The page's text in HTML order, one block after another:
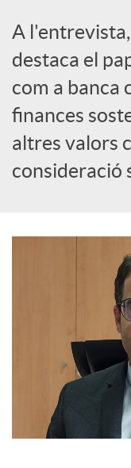
o
c
i
a
l
A
destaca el
com a banca
finances
altres valors
consideració